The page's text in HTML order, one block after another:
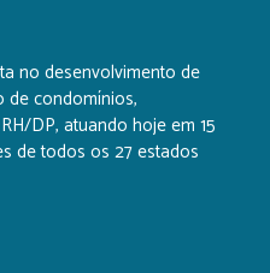
no desenvolvimento de
de condomínios,
DP, atuando hoje em 15
de todos os 27 estados